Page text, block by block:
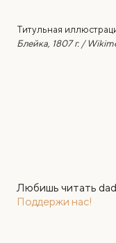
Титульная
Блейка, 1807 г. /
Любишь читать
Поддержи нас!